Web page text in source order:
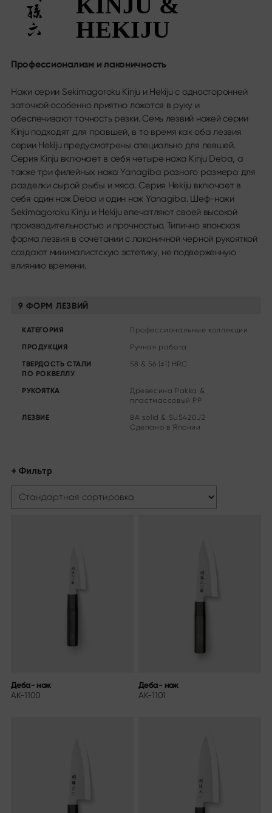
Sekimagoroku Migaki
Tim Mälzer Kamagata
Шеф-ножи Junior
Ножи по типу лезвия
Все ножи
Кухонные ножи
Сантоку
Нож для хлеба
Нож универсальный
Японские клинки
Ножи для мяса и рыбы
Нож для овощей
Овощечистка
Нож для стейка
Китайский шеф-нож
Филейные и колющие ножи
Наборы для карвинга
Разделочные доски и блоки для ножей
Спецпредложения
Shi Hou 5
Shun Classic Red
Календарь выставок
Карьера
Youtube
HEKIJU
Профессионализм и лаконичность
Ножи серии Sekimagoroku Kinju и Hekiju с односторонней
заточкой особенно приятно ложатся в руку и
обеспечивают точность резки. Семь лезвий ножей серии
Kinju подходят для правшей, в то время как оба лезвия
серии Hekiju предусмотрены специально для левшей.
Серия Kinju включает в себя четыре ножа Kinju Deba, а
также три филейных ножа Yanagiba разного размера для
разделки сырой рыбы и мяса. Серия Hekiju включает в
себя один нож Deba и один нож Yanagiba. Шеф-ножи
Sekimagoroku Kinju и Hekiju впечатляют своей высокой
производительностью и прочностью. Типично японская
форма лезвия в сочетании с лаконичной черной рукояткой
создают минималистскую эстетику, не подверженную
влиянию времени.
9 ФОРМ ЛЕЗВИЙ
КАТЕГОРИЯ
Профессиональные коллекции
ПРОДУКЦИЯ
Ручная работа
ТВЕРДОСТЬ СТАЛИ
ПО РОКВЕЛЛУ
58 & 56 (±1) HRC
РУКОЯТКА
Древесина Pakka &
пластмассовый PP
ЛЕЗВИЕ
8A solid & SUS420J2
Сделано в Японии
+ Фильтр
Деба- нож
AK-1100
Деба- нож
AK-1101